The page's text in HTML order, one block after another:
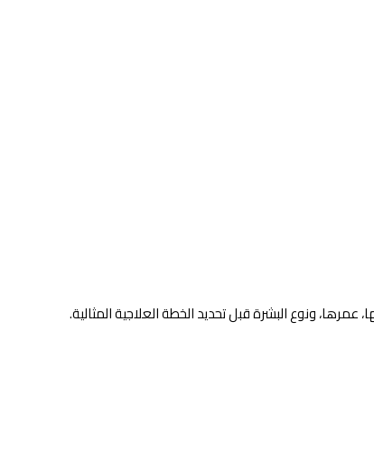
ونوع البشرة قبل تحديد الخطة العلاجية المثالية.